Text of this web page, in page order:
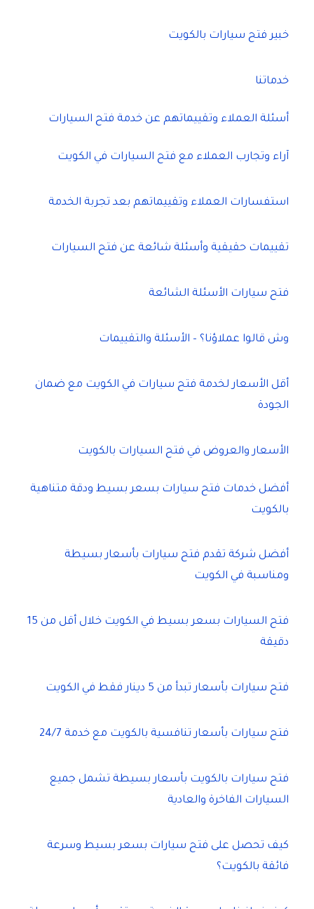
خبير فتح سيارات بالكويت
خدماتنا
أسئلة العملاء وتقييماتهم عن خدمة فتح السيارات
آراء وتجارب العملاء مع فتح السيارات في الكويت
استفسارات العملاء وتقييماتهم بعد تجربة الخدمة
تقييمات حقيقية وأسئلة شائعة عن فتح السيارات
فتح سيارات الأسئلة الشائعة
وش قالوا عملاؤنا؟ – الأسئلة والتقييمات
أقل الأسعار لخدمة فتح سيارات في الكويت مع ضمان
الجودة
الأسعار والعروض في فتح السيارات بالكويت
أفضل خدمات فتح سيارات بسعر بسيط ودقة متناهية
بالكويت
أفضل شركة تقدم فتح سيارات بأسعار بسيطة
ومناسبة في الكويت
فتح السيارات بسعر بسيط في الكويت خلال أقل من 15
دقيقة
فتح سيارات بأسعار تبدأ من 5 دينار فقط في الكويت
فتح سيارات بأسعار تنافسية بالكويت مع خدمة 24/7
فتح سيارات بالكويت بأسعار بسيطة تشمل جميع
السيارات الفاخرة والعادية
كيف تحصل على فتح سيارات بسعر بسيط وسرعة
فائقة بالكويت؟